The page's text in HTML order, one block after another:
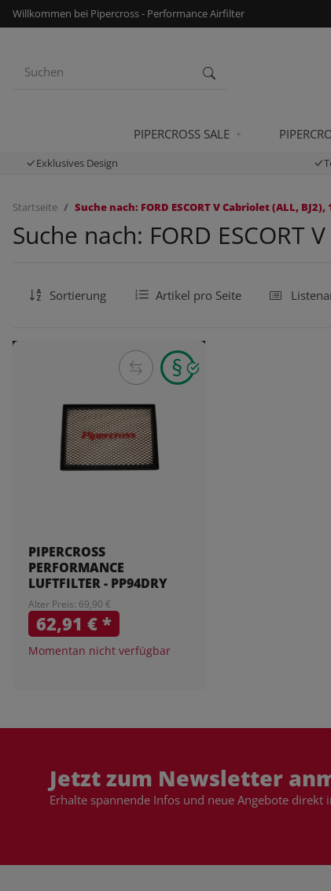
Willkommen bei Pipercross - Performance Airfilter
PIPERCROSS SALE
Exklusives Design
Startseite Suche nach: FORD ESCORT V Cabriolet (ALL,
Suche nach: FORD ESCORT
Sortierung Artikel pro Seite
PIPERCROSS
PERFORMANCE
LUFTFILTER - PP94DRY
Alter Preis: 69,90 €
62,91 €*
Momentan nicht verfügbar
Jetzt zum Newsletter
Erhalte spannende Infos und neue Angebote direkt